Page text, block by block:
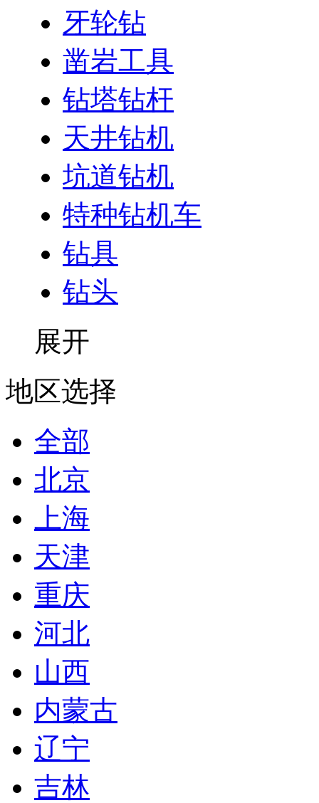
牙轮钻
凿岩工具
钻塔钻杆
天井钻机
坑道钻机
特种钻机车
钻具
钻头
展开
地区选择
全部
北京
上海
天津
重庆
河北
山西
内蒙古
辽宁
吉林